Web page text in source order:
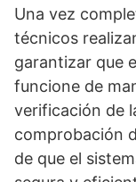
Una vez
técnicos
garantizar que
funcione de
verificación de
comprobación
de que el